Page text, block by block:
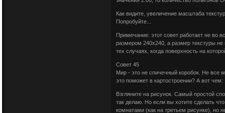
Как видите, увеличение масштаба
Попробуйте...
Примечание: этот совет работает не во
размером 240х240, а размер текстуры
тех случаях, когда поверхность на
Совет 45
Мир - это не спичечный коробок. Не все
это поможет в картостроении? А вот чем:
Взгляните на рисунок. Самый простой
так делаю. Но если вы хотите сделать
комнатами (как на третьем рисунке), но